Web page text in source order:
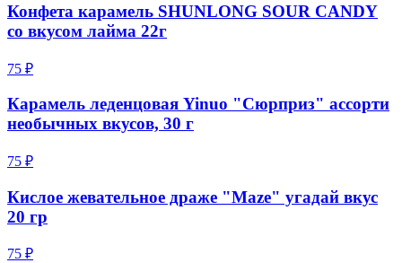
Конфета карамель SHUNLONG SOUR CANDY
со вкусом лайма 22г
75 ₽
Карамель леденцовая Yinuo "Сюрприз" ассорти
необычных вкусов, 30 г
75 ₽
Кислое жевательное драже "Maze" угадай вкус
20 гр
75 ₽